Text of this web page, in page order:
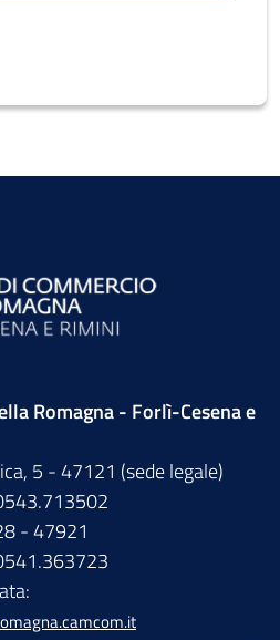
Romagna - Forlì-Cesena e
5 - 47121 (sede legale)
- 47921